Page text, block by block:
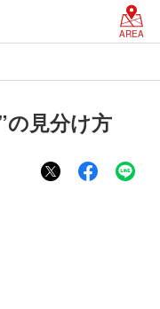
AREA
の見分け方